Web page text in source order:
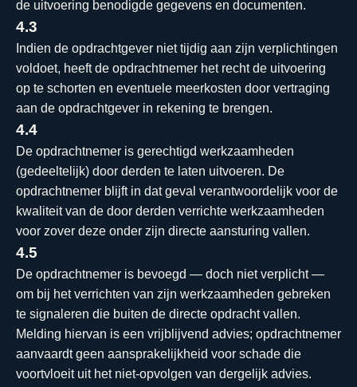
de uitvoering benodigde gegevens en documenten.
4.3
Indien de opdrachtgever niet tijdig aan zijn verplichtingen
voldoet, heeft de opdrachtnemer het recht de uitvoering
op te schorten en eventuele meerkosten door vertraging
aan de opdrachtgever in rekening te brengen.
4.4
De opdrachtnemer is gerechtigd werkzaamheden
(gedeeltelijk) door derden te laten uitvoeren. De
opdrachtnemer blijft in dat geval verantwoordelijk voor de
kwaliteit van de door derden verrichte werkzaamheden
voor zover deze onder zijn directe aansturing vallen.
4.5
De opdrachtnemer is bevoegd — doch niet verplicht —
om bij het verrichten van zijn werkzaamheden gebreken
te signaleren die buiten de directe opdracht vallen.
Melding hiervan is een vrijblijvend advies; opdrachtnemer
aanvaardt geen aansprakelijkheid voor schade die
voortvloeit uit het niet-opvolgen van dergelijk advies.